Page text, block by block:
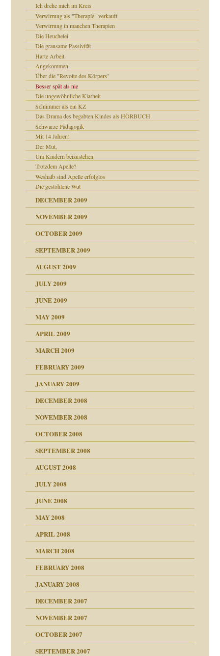
Ich drehe mich im Kreis
Verwirrung als "Therapie" verkauft
Verwirrung in manchen Therapien
Die Heuchelei
Die grausame Passivität
Harte Arbeit
Angekommen
Über die "Revolte des Körpers"
Besser spät als nie
Die ungewöhnliche Klarheit
Schlimmer als ein KZ
Das Drama des begabten Kindes als HÖRBUCH
Schwarze Pädagogik
Mit 14 Jahren!
Der Mut,
Um Kindern beizustehen
Trotzdem Apelle?
Weshalb sind Apelle erfolglos
Die gestohlene Wut
DECEMBER 2009
NOVEMBER 2009
OCTOBER 2009
SEPTEMBER 2009
AUGUST 2009
JULY 2009
JUNE 2009
MAY 2009
APRIL 2009
MARCH 2009
FEBRUARY 2009
JANUARY 2009
DECEMBER 2008
NOVEMBER 2008
OCTOBER 2008
SEPTEMBER 2008
AUGUST 2008
JULY 2008
Juni 2008
JUNE 2008
und Staat
MAY 2008
APRIL 2008
MARCH 2008
FEBRUARY 2008
JANUARY 2008
DECEMBER 2007
NOVEMBER 2007
OCTOBER 2007
SEPTEMBER 2007